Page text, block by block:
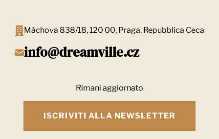
Máchova 838/18, 120 00, Praga, Repubblica Ceca
info@dreamville.cz
Rimani aggiornato
ISCRIVITI ALLA NEWSLETTER